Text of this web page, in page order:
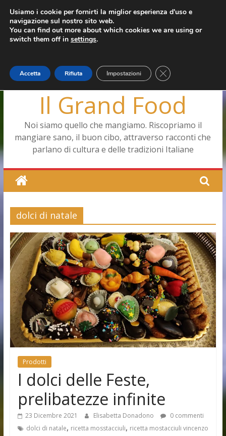
Salta
contenuto
giovedì, Agosto 6, 2026
Ultimo: Pizza a Corte
Menopausa, una forma smagliante senza età
Capodimonte, ritorna la tavola di corte
Il Grand Food
Noi siamo quello che mangiamo. Riscopriamo il
mangiare sano, il buon cibo, attraverso racconti che
parlano di cultura e delle tradizioni Italiane
dolci di natale
Prodotti
I dolci delle Feste,
prelibatezze infinite
23 Dicembre 2021 Elisabetta Donadono
0 commenti
dolci di natale, ricetta mosstacciuli, ricetta mostacciuli vincenzo
Usiamo i cookie per fornirti la miglior esperienza d'uso e
navigazione sul nostro sito web.
You can find out more about which cookies we are using or
switch them off in settings.
Accetta Rifiuta Impostazioni Close GDPR